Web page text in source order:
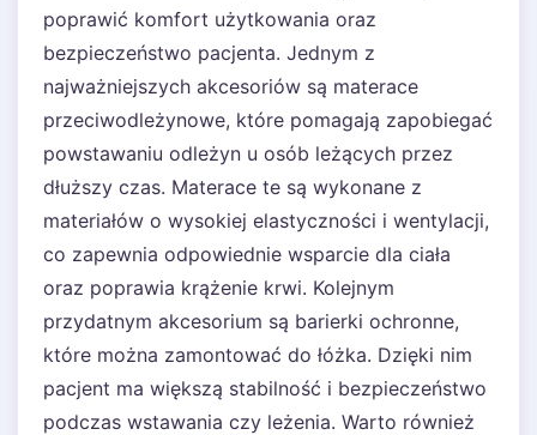
poprawić komfort użytkowania oraz
bezpieczeństwo pacjenta. Jednym z
najważniejszych akcesoriów są materace
przeciwodleżynowe, które pomagają zapobiegać
powstawaniu odleżyn u osób leżących przez
dłuższy czas. Materace te są wykonane z
materiałów o wysokiej elastyczności i wentylacji,
co zapewnia odpowiednie wsparcie dla ciała
oraz poprawia krążenie krwi. Kolejnym
przydatnym akcesorium są barierki ochronne,
które można zamontować do łóżka. Dzięki nim
pacjent ma większą stabilność i bezpieczeństwo
podczas wstawania czy leżenia. Warto również